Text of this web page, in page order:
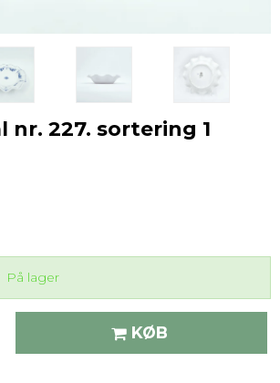
nr. 227. sortering 1
På lager
KØB